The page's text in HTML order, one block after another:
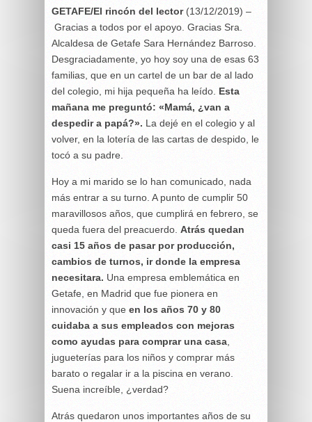
GETAFE/El rincón del lector(13/12/2019) –
Gracias a todos por el apoyo. Gracias Sra.
Alcaldesa de Getafe Sara Hernández Barroso.
Desgraciadamente, yo hoy soy una de esas 63
familias, que en un cartel de un bar de al lado
del colegio, mi hija pequeña ha leído. Esta
mañana me preguntó: «Mamá, ¿van a
despedir a papá?». La dejé en el colegio y al
volver, en la lotería de las cartas de despido, le
tocó a su padre.
Hoy a mi marido se lo han comunicado, nada
más entrar a su turno. A punto de cumplir 50
maravillosos años, que cumplirá en febrero, se
queda fuera del preacuerdo. Atrás quedan
casi 15 años de pasar por producción,
cambios de turnos, ir donde la empresa
necesitara. Una empresa emblemática en
Getafe, en Madrid que fue pionera en
innovación y que en los años 70 y 80
cuidaba a sus empleados con mejoras
como ayudas para comprar una casa
jugueterías para los niños y comprar más
barato o regalar ir a la piscina en verano.
Suena increíble, ¿verdad?
Atrás quedaron unos importantes años de su